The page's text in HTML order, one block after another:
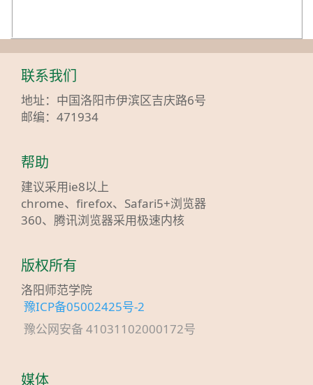
联系我们
地址：中国洛阳市伊滨区吉庆路6号
邮编：471934
帮助
建议采用ie8以上
chrome、firefox、Safari5+浏览器
360、腾讯浏览器采用极速内核
版权所有
洛阳师范学院
豫ICP备05002425号-2
豫公网安备 41031102000172号
媒体